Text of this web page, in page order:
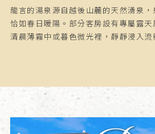
龍言的湯泉源自越後山麓的天然湧泉
恰如春日暖陽。部分客房設有專屬露
清晨薄霧中或暮色微光裡，靜靜浸入流